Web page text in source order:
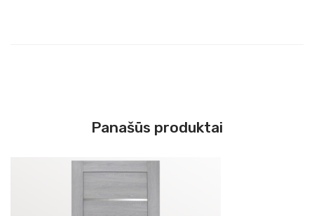
Panašūs produktai